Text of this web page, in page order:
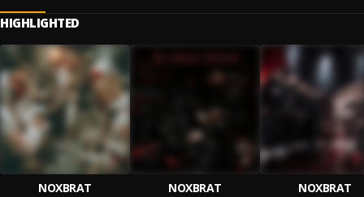
HIGHLIGHTED
NOXBRAT
NOXBRAT
NOXBRAT